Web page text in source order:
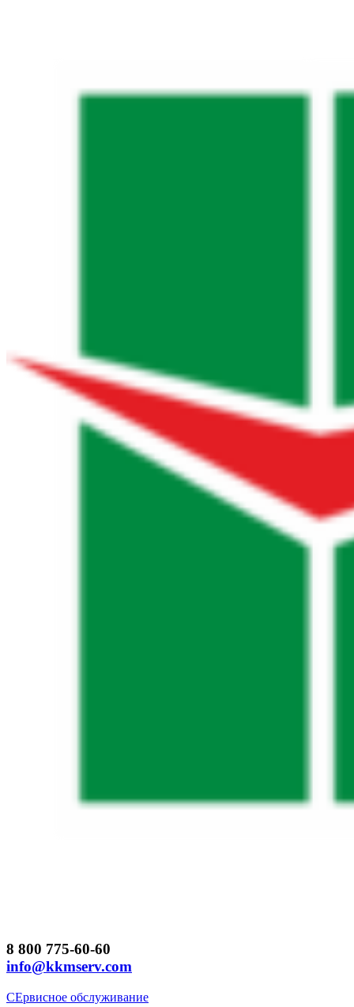
8 800 775-60-60
info@kkmserv.com
СЕрвисное обслуживание